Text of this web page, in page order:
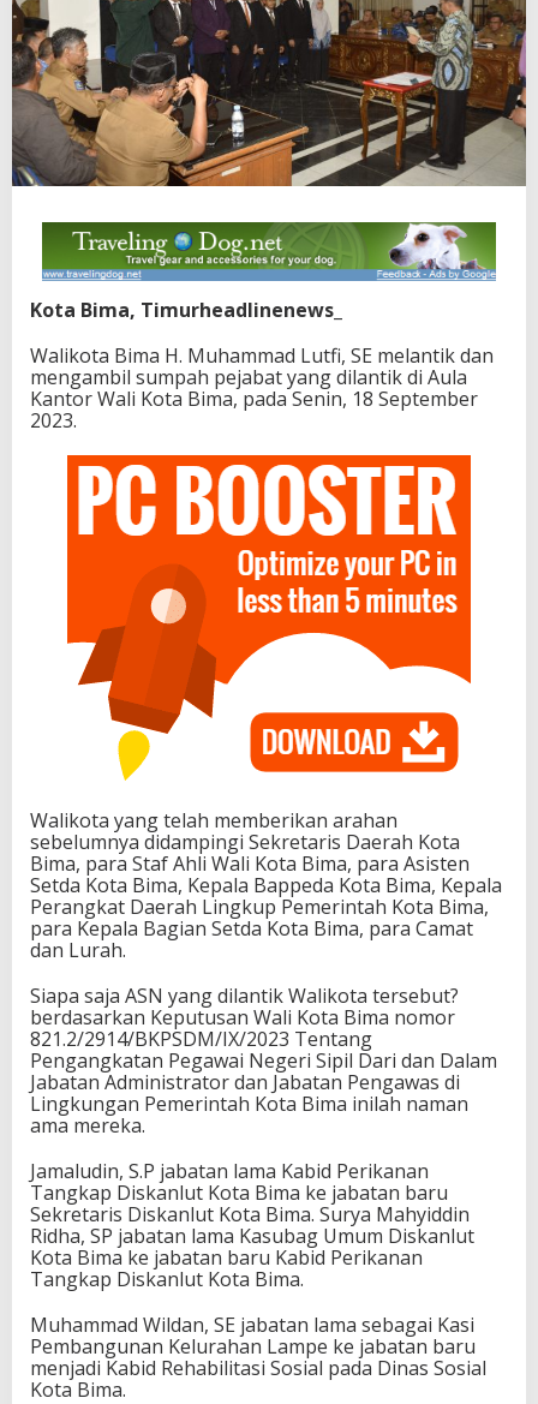
Kota Bima, Timurheadlinenews_
Walikota Bima H. Muhammad Lutfi, SE melantik dan
mengambil sumpah pejabat yang dilantik di Aula
Kantor Wali Kota Bima, pada Senin, 18 September
2023.
Walikota yang telah memberikan arahan
sebelumnya didampingi Sekretaris Daerah Kota
Bima, para Staf Ahli Wali Kota Bima, para Asisten
Setda Kota Bima, Kepala Bappeda Kota Bima, Kepala
Perangkat Daerah Lingkup Pemerintah Kota Bima,
para Kepala Bagian Setda Kota Bima, para Camat
dan Lurah.
Siapa saja ASN yang dilantik Walikota tersebut?
berdasarkan Keputusan Wali Kota Bima nomor
821.2/2914/BKPSDM/IX/2023 Tentang
Pengangkatan Pegawai Negeri Sipil Dari dan Dalam
Jabatan Administrator dan Jabatan Pengawas di
Lingkungan Pemerintah Kota Bima inilah naman
ama mereka.
Jamaludin, S.P jabatan lama Kabid Perikanan
Tangkap Diskanlut Kota Bima ke jabatan baru
Sekretaris Diskanlut Kota Bima. Surya Mahyiddin
Ridha, SP jabatan lama Kasubag Umum Diskanlut
Kota Bima ke jabatan baru Kabid Perikanan
Tangkap Diskanlut Kota Bima.
Muhammad Wildan, SE jabatan lama sebagai Kasi
Pembangunan Kelurahan Lampe ke jabatan baru
menjadi Kabid Rehabilitasi Sosial pada Dinas Sosial
Kota Bima.